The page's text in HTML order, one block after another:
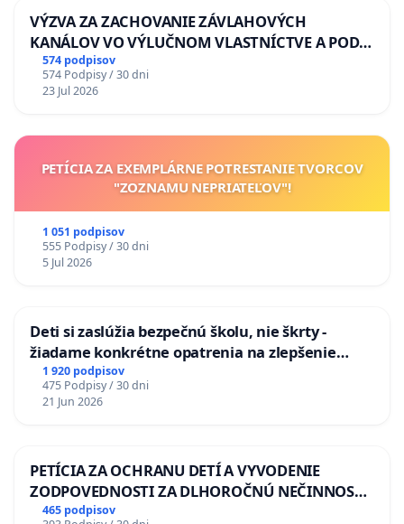
VÝZVA ZA ZACHOVANIE ZÁVLAHOVÝCH
KANÁLOV VO VÝLUČNOM VLASTNÍCTVE A POD
KONTROLOU SLOVENSKEJ REPUBLIKY & žiadosť
na riešenie zanedbaného stavu závlahových a
odvodňovacích kanálov na Slovensku
574 podpisov
574 Podpisy / 30 dni
23 Jul 2026
PETÍCIA ZA EXEMPLÁRNE POTRESTANIE TVORCOV
"ZOZNAMU NEPRIATEĽOV"!
1 051 podpisov
555 Podpisy / 30 dni
5 Jul 2026
Deti si zaslúžia bezpečnú školu, nie škrty -
žiadame konkrétne opatrenia na zlepšenie
situácie v školstve
1 920 podpisov
475 Podpisy / 30 dni
21 Jun 2026
PETÍCIA ZA OCHRANU DETÍ A VYVODENIE
ZODPOVEDNOSTI ZA DLHOROČNÚ NEČINNOSŤ
A ZLYHANIE ŠTÁTU
465 podpisov